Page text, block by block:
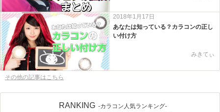
2018年1月17日
あなたは知っている？カラコンの正し
い付け方
みきてぃ
その他の記事はこちら
RANKING -カラコン人気ランキング-